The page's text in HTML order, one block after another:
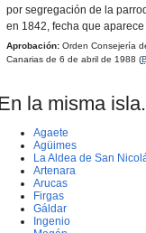
por segregación de la
en 1842, fecha que
Aprobación: Orden Consejerí­a
Canarias de 6 de abril de 1988 (
la misma
Agaete
Agüimes
La Aldea de San
Artenara
Arucas
Firgas
Gáldar
Ingenio